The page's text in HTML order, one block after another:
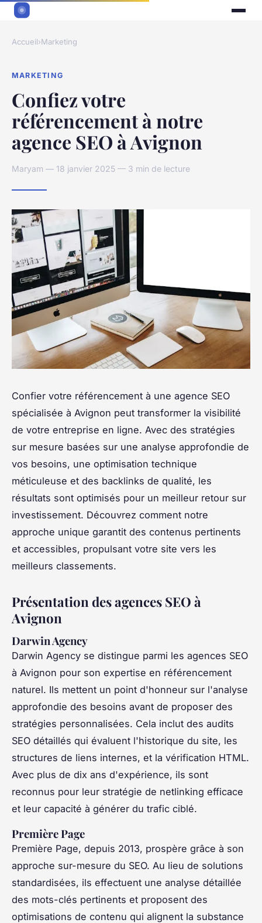
Accueil›Marketing
MARKETING
Confiez votre
référencement à notre
agence SEO à Avignon
Maryam — 18 janvier 2025 — 3 min de lecture
Confier votre référencement à une agence SEO
spécialisée à Avignon peut transformer la visibilité
de votre entreprise en ligne. Avec des stratégies
sur mesure basées sur une analyse approfondie de
vos besoins, une optimisation technique
méticuleuse et des backlinks de qualité, les
résultats sont optimisés pour un meilleur retour sur
investissement. Découvrez comment notre
approche unique garantit des contenus pertinents
et accessibles, propulsant votre site vers les
meilleurs classements.
Présentation des agences SEO à
Avignon
Darwin Agency
Darwin Agency se distingue parmi les agences SEO
à Avignon pour son expertise en référencement
naturel. Ils mettent un point d'honneur sur l'analyse
approfondie des besoins avant de proposer des
stratégies personnalisées. Cela inclut des audits
SEO détaillés qui évaluent l'historique du site, les
structures de liens internes, et la vérification HTML.
Avec plus de dix ans d'expérience, ils sont
reconnus pour leur stratégie de netlinking efficace
et leur capacité à générer du trafic ciblé.
Première Page
Première Page, depuis 2013, prospère grâce à son
approche sur-mesure du SEO. Au lieu de solutions
standardisées, ils effectuent une analyse détaillée
des mots-clés pertinents et proposent des
optimisations de contenu qui alignent la substance